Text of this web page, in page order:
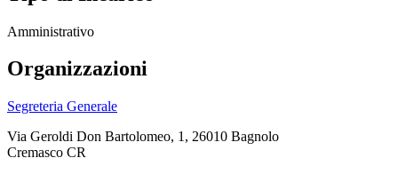
Amministrativo
Organizzazioni
Segreteria Generale
Via Geroldi Don Bartolomeo, 1, 26010 Bagnolo
Cremasco CR